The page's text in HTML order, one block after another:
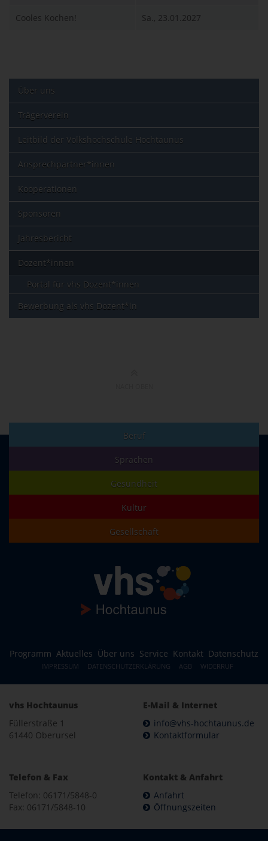
Cooles Kochen! Sa., 23.01.2027
Über uns
Trägerverein
Leitbild der Volkshochschule Hochtaunus
Ansprechpartner*innen
Kooperationen
Sponsoren
Jahresbericht
Dozent*innen
Portal für vhs Dozent*innen
Bewerbung als vhs Dozent*in
Beruf
Sprachen
Gesundheit
Kultur
Gesellschaft
Programm Aktuelles Über uns Service Kontakt Datenschutz
IMPRESSUM DATENSCHUTZERKLÄRUNG AGB WIDERRUF
vhs Hochtaunus
Füllerstraße 1
61440 Oberursel
E-Mail & Internet
info@vhs-hochtaunus.de
Kontaktformular
Telefon & Fax
Telefon: 06171/5848-0
Fax: 06171/5848-10
Kontakt & Anfahrt
Anfahrt
Öffnungszeiten